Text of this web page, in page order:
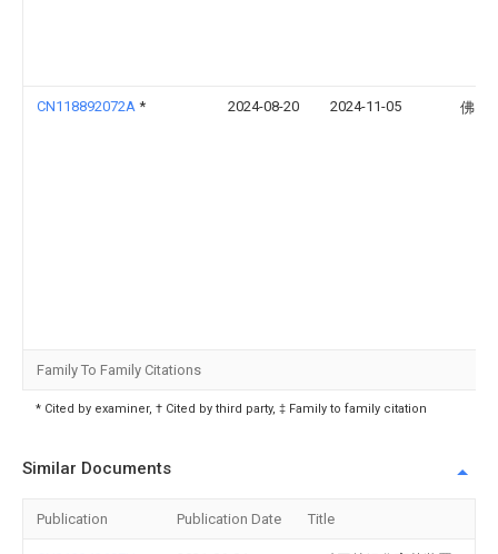
CN118892072A * 2024-08-20 2024-11-05 佛山
Family To Family Citations
* Cited by examiner, † Cited by third party, ‡ Family to family citation
Similar Documents
Publication Publication Date Title